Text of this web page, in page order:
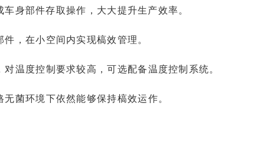
身部件存取操作，大大提升生产效率。
，在小空间内实现槁效管理。
温度控制要求较高，可选配备温度控制系统。
菌环境下依然能够保持槁效运作。